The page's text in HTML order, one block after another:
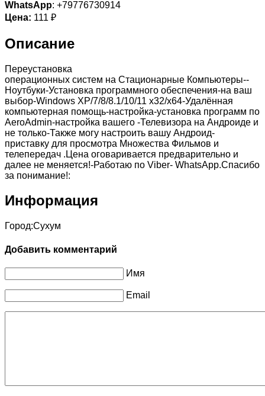
WhatsApp: +79776730914
Цена: 111 ₽
Описание
Переустановка
операционных систем на Стационарные Компьютеры--
Ноутбуки-Установка программного обеспечения-на ваш
выбор-Windows XP/7/8/8.1/10/11 x32/x64-Удалённая
компьютерная помощь-настройка-установка программ по
AeroАdmin-настройка вашего -Телевизора на Андроиде и
не только-Также могу настроить вашу Андроид-
приставку для просмотра Множества Фильмов и
телепередач .Цена оговаривается предварительно и
далее не меняется!-Работаю по Viber- WhatsApp.Спасибо
за понимание!:
Информация
Город:Сухум
Добавить комментарий
Имя
Email